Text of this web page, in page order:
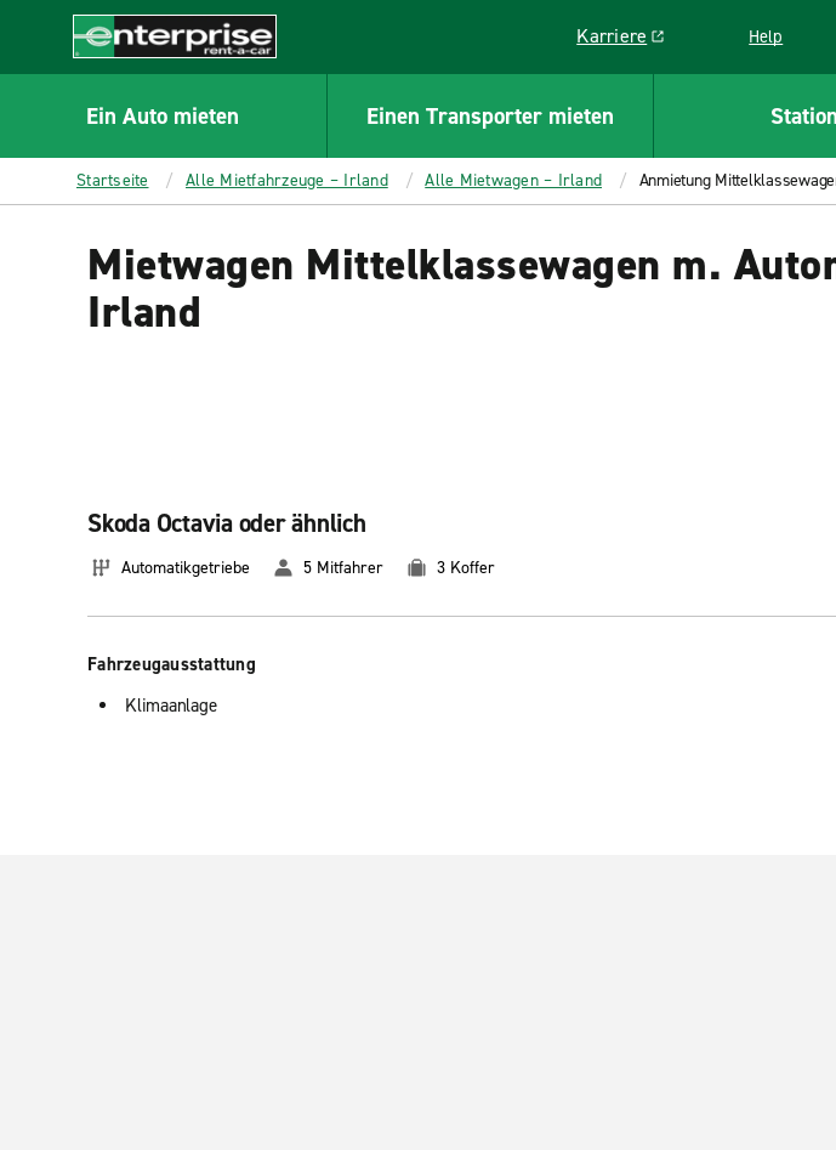
CONTENT
Enterprise
Karriere
Link opens in a new window
Help
Ein Auto mieten Einen Transporter mieten
Startseite Alle Mietfahrzeuge – Irland Alle Mietwagen – Irland Anmietung
Mietwagen Mittelklassewagen m.
Irland
Skoda Octavia oder ähnlich
Automatikgetriebe 5 Mitfahrer 3 Koffer
Fahrzeugausstattung
Klimaanlage